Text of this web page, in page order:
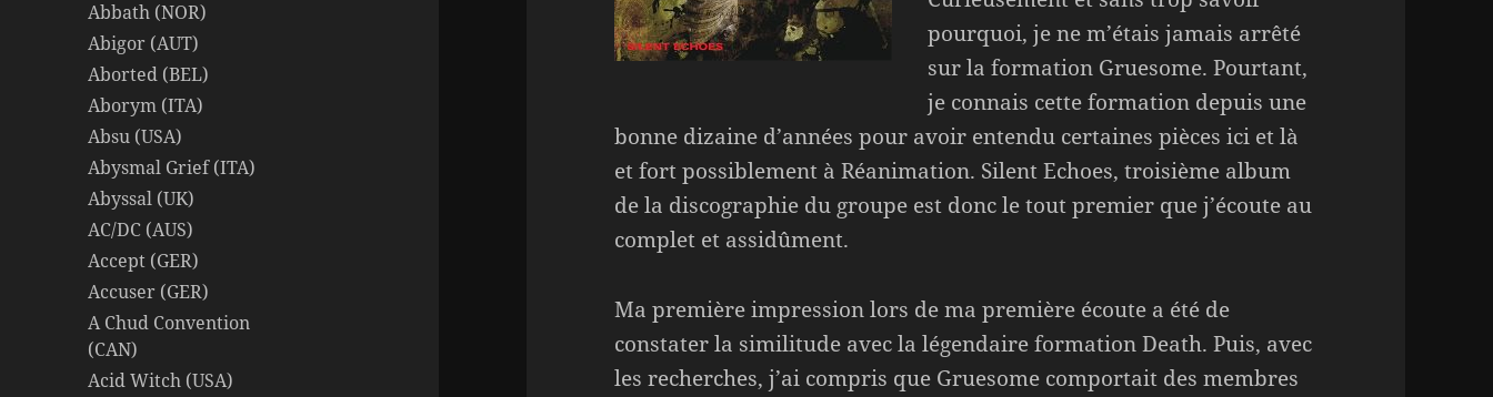
Abbath (NOR)
Abigor (AUT)
Aborted (BEL)
Aborym (ITA)
Absu (USA)
Abysmal Grief (ITA)
Abyssal (UK)
AC/DC (AUS)
Accept (GER)
Accuser (GER)
A Chud Convention
(CAN)
Acid Witch (USA)
pourquoi, je ne m’étais jamais arrêté
sur la formation Gruesome. Pourtant,
je connais cette formation depuis une
bonne dizaine d’années pour avoir entendu certaines pièces ici et là
et fort possiblement à Réanimation. Silent Echoes, troisième album
de la discographie du groupe est donc le tout premier que j’écoute au
complet et assidûment.
Ma première impression lors de ma première écoute a été de
constater la similitude avec la légendaire formation Death. Puis, avec
les recherches, j’ai compris que Gruesome comportait des membres